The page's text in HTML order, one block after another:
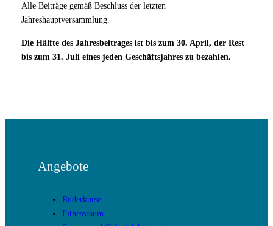
Alle Beiträge gemäß Beschluss der letzten
Jahreshauptversammlung.
Die Hälfte des Jahresbeitrages ist bis zum 30. April, der Rest
bis zum 31. Juli eines jeden Geschäftsjahres zu bezahlen.
Angebote
Ruderkurse
Fitnessraum